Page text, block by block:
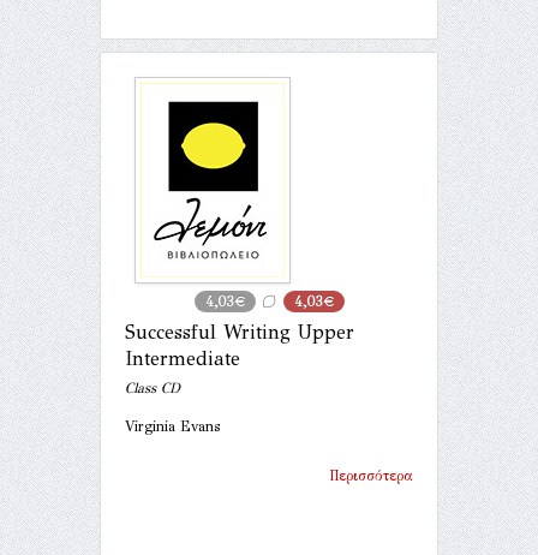
4,03€ 4,03€
Successful Writing Upper
Intermediate
Class CD
Virginia Evans
Περισσότερα